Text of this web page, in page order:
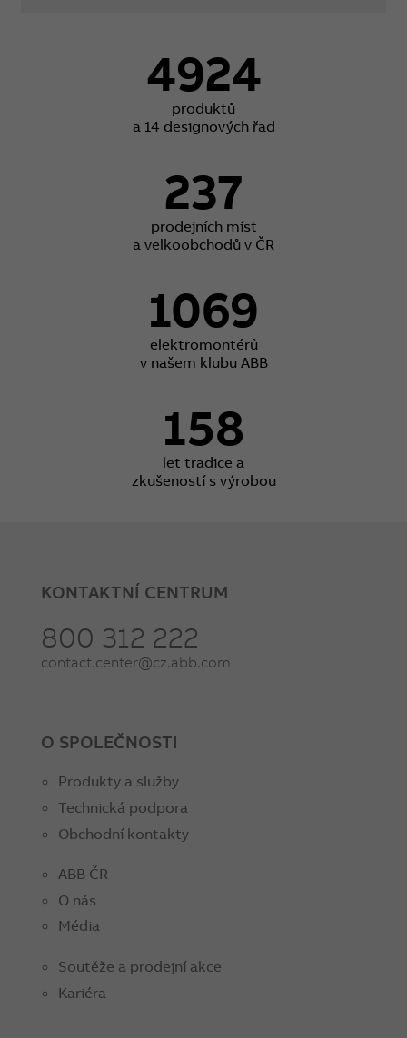
4924
produktů
a 14 designových řad
237
prodejních míst
a velkoobchodů v ČR
1069
elektromontérů
v našem klubu ABB
158
let tradice a
zkušeností s výrobou
KONTAKTNÍ CENTRUM
800 312 222
contact.center@cz.abb.com
O SPOLEČNOSTI
Produkty a služby
Technická podpora
Obchodní kontakty
ABB ČR
O nás
Média
Soutěže a prodejní akce
Kariéra